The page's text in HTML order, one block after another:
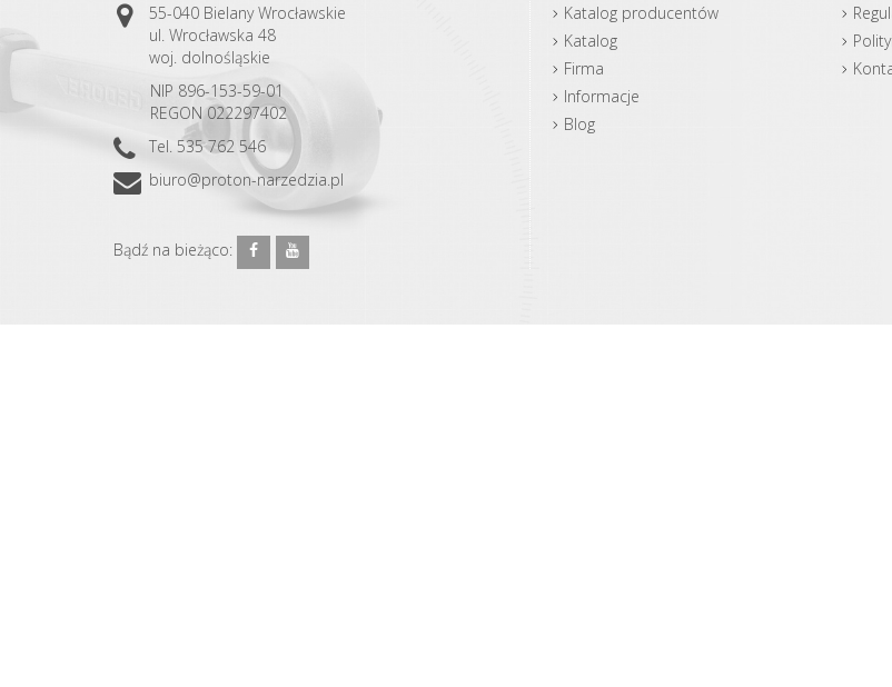
55-040 Bielany Wrocławskie
ul. Wrocławska 48
woj. dolnośląskie
NIP 896-153-59-01
REGON 022297402
Tel. 535 762 546
biuro@proton-narzedzia.pl
Bądź na bieżąco:
Katalog producentów
Katalog
Firma
Informacje
Blog